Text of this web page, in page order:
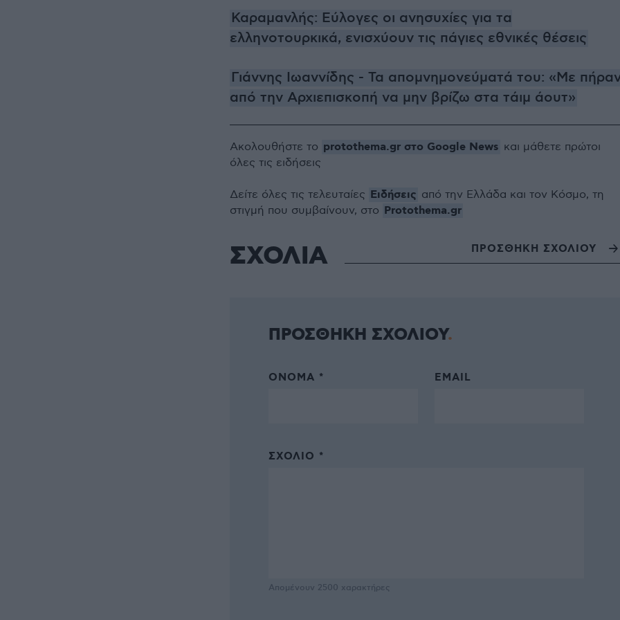
Καραμανλής: Εύλογες οι ανησυχίες για τα
ελληνοτουρκικά, ενισχύουν τις πάγιες εθνικές θέσεις
Γιάννης Ιωαννίδης - Τα απομνημονεύματά του: «Με
από την Αρχιεπισκοπή να μην βρίζω στα τάιμ άουτ»
Ακολουθήστε το protothema.gr στο Google News και μάθετε πρώτοι
όλες τις ειδήσεις
Δείτε όλες τις τελευταίες Ειδήσεις από την Ελλάδα και τον Κόσμο, τη
στιγμή που συμβαίνουν, στο Protothema.gr
ΣΧΟΛΙΑ ΠΡΟΣΘΗΚΗ ΣΧΟΛΙΟΥ
ΠΡΟΣΘΗΚΗ ΣΧΟΛΙΟΥ
ΌΝΟΜΑ * EMAIL
ΣΧΌΛΙΟ *
Απομένουν 2500 χαρακτήρες